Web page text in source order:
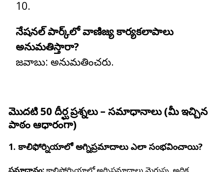
నేషనల్ పార్క్‌లో వాణిజ్య కార్యకలాపాలు
అనుమతిస్తారా?
జవాబు: అనుమతించరు.
మొదటి50 దీర్ఘ ప్రశ్నలు – సమాధానాలు(మీ ఇచ్చిన
పాఠం ఆధారంగా)
1. కాలిఫోర్నియాలో అగ్నిప్రమాదాలు ఎలా సంభవించాయి?